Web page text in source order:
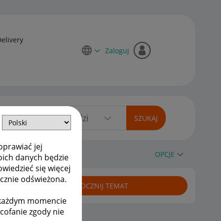
jej
danych będzie
się więcej
odświeżona.
momencie
zgody nie
Zaloguj
OPCJE
ROZPOCZNIJ TEMAT